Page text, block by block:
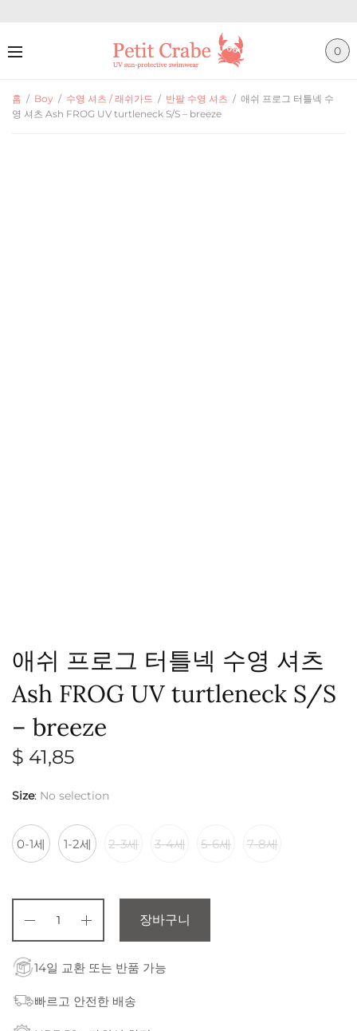
0
홈 / Boy / 수영 셔츠 / 래쉬가드 / 반팔 수영 셔츠 / 애쉬 프로그 터틀넥 수
영 셔츠 Ash FROG UV turtleneck S/S – breeze
애쉬 프로그 터틀넥 수영 셔츠
Ash FROG UV turtleneck S/S
– breeze
$ 41,85
Size: No selection
0-1세 1-2세 2-3세 3-4세 5-6세 7-8세
장바구니
14일 교환 또는 반품 가능
빠르고 안전한 배송